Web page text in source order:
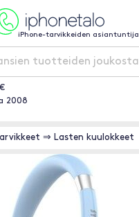
iPhone-tarvikkeiden asiantuntija
2008
⇒ Lasten kuulokkeet